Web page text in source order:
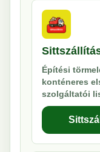
Építési
konténeres
szolgáltatói